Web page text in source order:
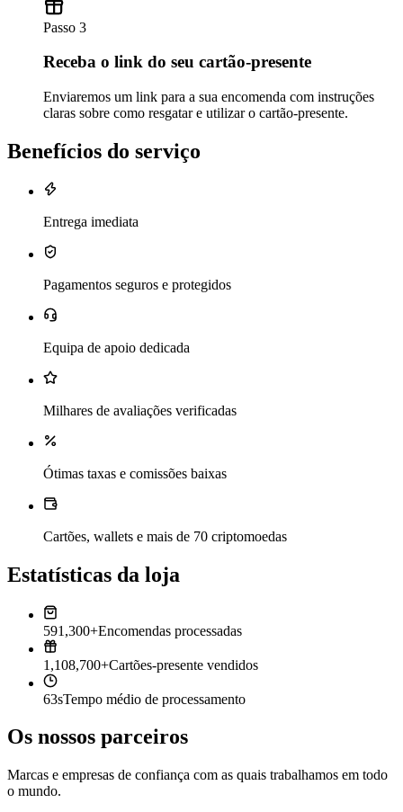
Passo 3
Receba o link do seu cartão-presente
Enviaremos um link para a sua encomenda com instruções
claras sobre como resgatar e utilizar o cartão-presente.
Benefícios do serviço
Entrega imediata
Pagamentos seguros e protegidos
Equipa de apoio dedicada
Milhares de avaliações verificadas
Ótimas taxas e comissões baixas
Cartões, wallets e mais de 70 criptomoedas
Estatísticas da loja
591,300+Encomendas processadas
1,108,700+Cartões-presente vendidos
63sTempo médio de processamento
Os nossos parceiros
Marcas e empresas de confiança com as quais trabalhamos em todo
o mundo.